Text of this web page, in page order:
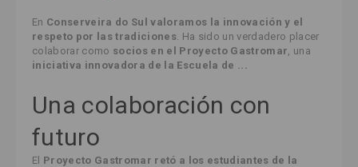
En Conserveira do Sul
valoramos la innovación y el
respeto por las tradiciones. Ha sido un verdadero placer
colaborar como socios en el Proyecto Gastromar, una
iniciativa innovadora de la Escuela de ...
Una colaboración con
futuro
El Proyecto Gastromar retó a los estudiantes de la